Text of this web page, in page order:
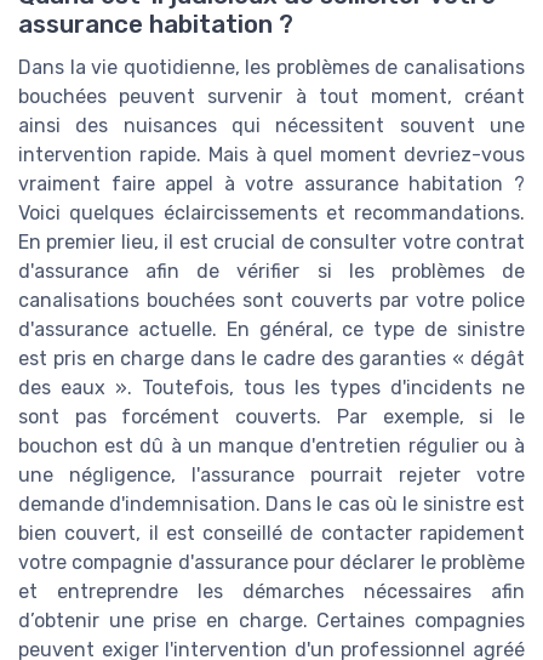
assurance habitation ?
Dans la vie quotidienne, les problèmes de canalisations
bouchées peuvent survenir à tout moment, créant
ainsi des nuisances qui nécessitent souvent une
intervention rapide. Mais à quel moment devriez-vous
vraiment faire appel à votre assurance habitation ?
Voici quelques éclaircissements et recommandations.
En premier lieu, il est crucial de consulter votre contrat
d'assurance afin de vérifier si les problèmes de
canalisations bouchées sont couverts par votre police
d'assurance actuelle. En général, ce type de sinistre
est pris en charge dans le cadre des garanties « dégât
des eaux ». Toutefois, tous les types d'incidents ne
sont pas forcément couverts. Par exemple, si le
bouchon est dû à un manque d'entretien régulier ou à
une négligence, l'assurance pourrait rejeter votre
demande d'indemnisation. Dans le cas où le sinistre est
bien couvert, il est conseillé de contacter rapidement
votre compagnie d'assurance pour déclarer le problème
et entreprendre les démarches nécessaires afin
d’obtenir une prise en charge. Certaines compagnies
peuvent exiger l'intervention d'un professionnel agréé